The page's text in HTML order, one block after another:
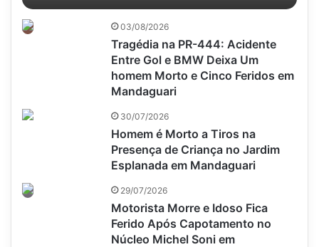
03/08/2026
Tragédia na PR-444: Acidente
Entre Gol e BMW Deixa Um
homem Morto e Cinco Feridos em
Mandaguari
30/07/2026
Homem é Morto a Tiros na
Presença de Criança no Jardim
Esplanada em Mandaguari
29/07/2026
Motorista Morre e Idoso Fica
Ferido Após Capotamento no
Núcleo Michel Soni em